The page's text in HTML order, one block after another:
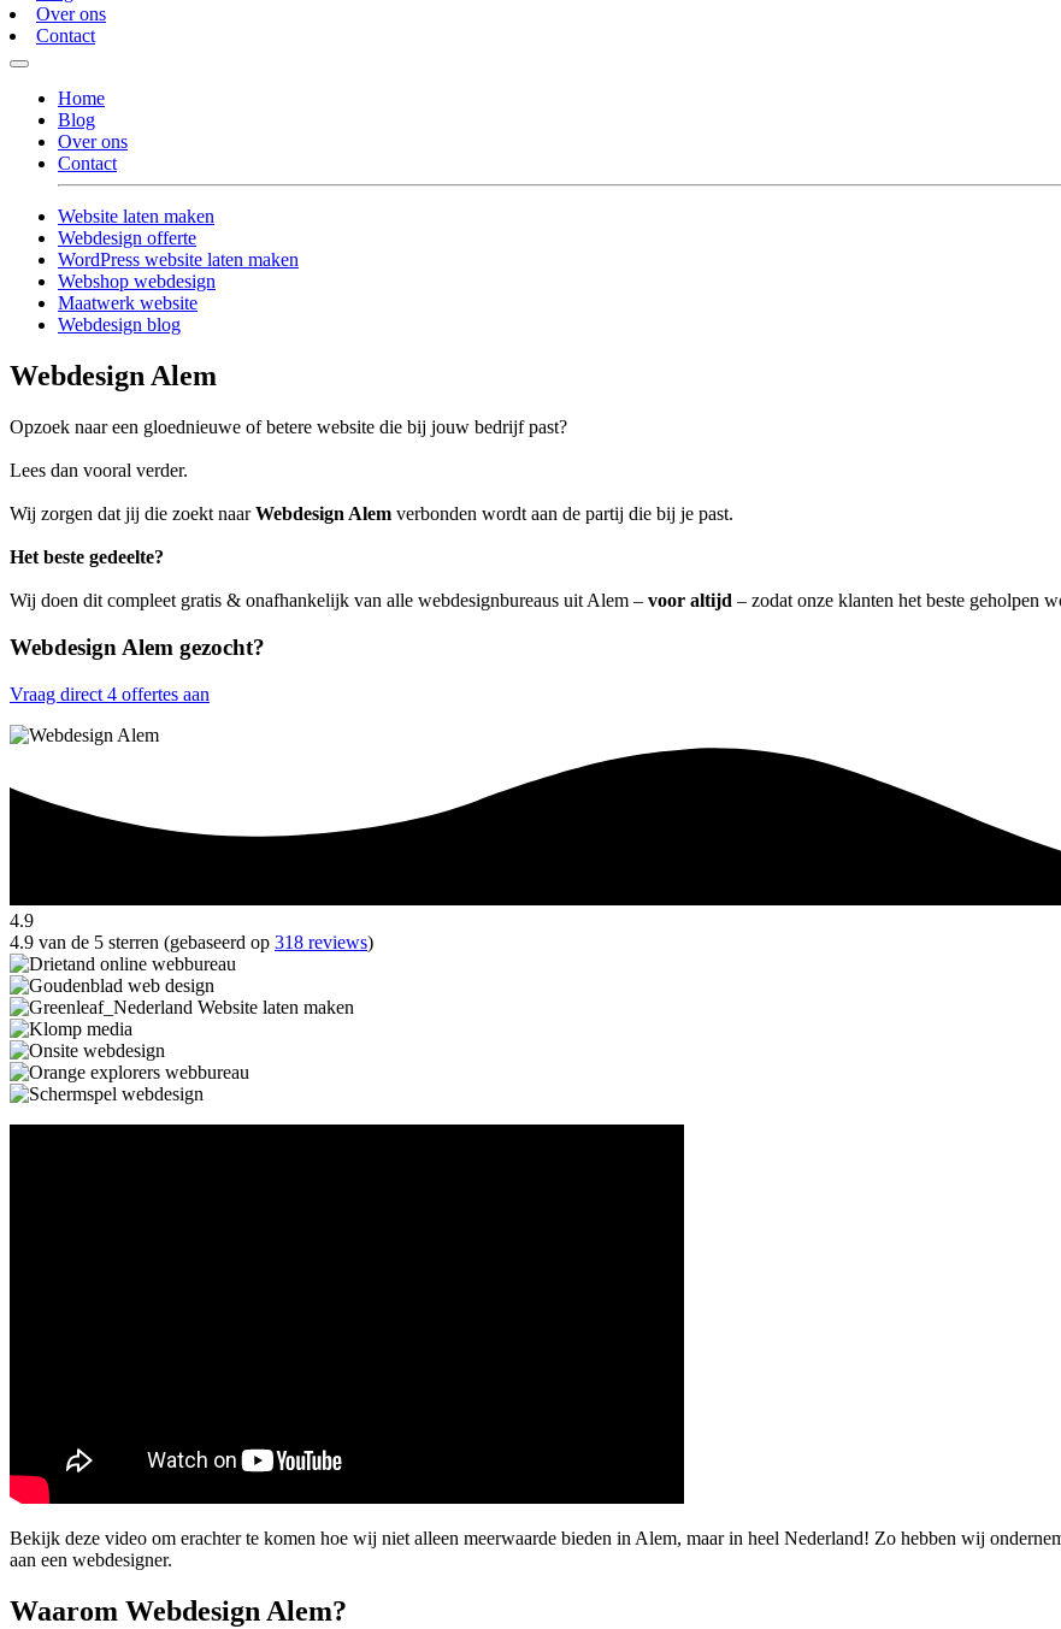
Over ons
Contact
Home
Blog
Over ons
Contact
Website laten maken
Webdesign offerte
WordPress website laten maken
Webshop webdesign
Maatwerk website
Webdesign blog
Webdesign Alem
Opzoek naar een gloednieuwe of betere website die bij jouw bedrijf past?
Lees dan vooral verder.
Wij zorgen dat jij die zoekt naarWebdesign Alem verbonden wordt aan de partij die bij je past.
Het beste gedeelte?
Wij doen dit compleet gratis & onafhankelijk van alle webdesignbureaus uit Alem – voor altijd – zodat onze klanten het beste geholpen
Webdesign Alem gezocht?
Vraag direct 4 offertes aan
4.9
4.9 van de 5 sterren (gebaseerd op 318 reviews)
Bekijk deze video om erachter te komen hoe wij niet alleen meerwaarde bieden in Alem, maar in heel Nederland! Zo hebben wij
aan een webdesigner.
Waarom Webdesign Alem?